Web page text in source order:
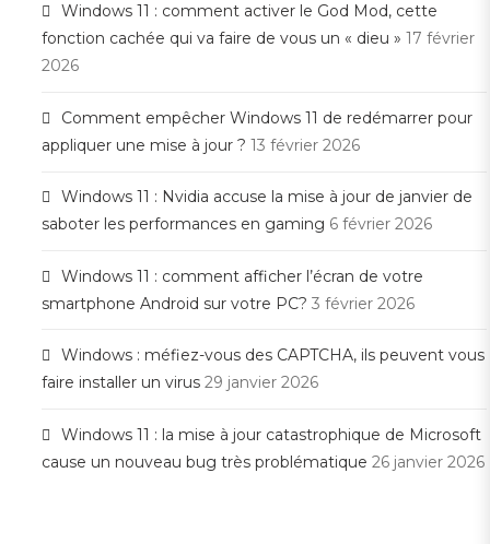
Windows 11 : comment activer le God Mod, cette
fonction cachée qui va faire de vous un « dieu » 17 février
2026
Comment empêcher Windows 11 de redémarrer pour
appliquer une mise à jour ? 13 février 2026
Windows 11 : Nvidia accuse la mise à jour de janvier de
saboter les performances en gaming 6 février 2026
Windows 11 : comment afficher l’écran de votre
smartphone Android sur votre PC? 3 février 2026
Windows : méfiez-vous des CAPTCHA, ils peuvent vous
faire installer un virus 29 janvier 2026
Windows 11 : la mise à jour catastrophique de Microsoft
cause un nouveau bug très problématique 26 janvier 2026